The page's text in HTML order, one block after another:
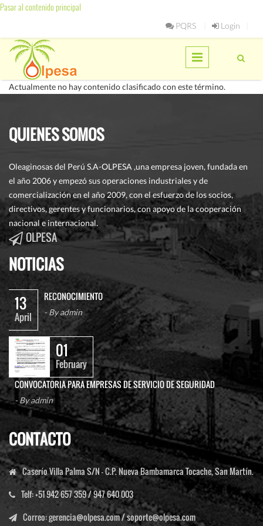
Pasar al contenido principal
PQRS Login
Actualmente no hay contenido clasificado con este término.
QUIENES SOMOS
Oleaginosas del Perú S.A-OLPESA ,una empresa joven, fundada en
el año 2006 y empezó sus operaciones industriales y de
comercialización en el año 2009, con el esfuerzo de los socios,
directivos, gerentes y funcionarios, con apoyo de la cooperación
nacional e internacional.
OLPESA
NOTICIAS
13
April
RECONOCIMIENTO
- Byadmin
01
February
CONVOCATORIA PARA EMPRESAS DE SERVICIO DE SEGURIDAD
- Byadmin
CONTACTO
Caserío Villa Palma S/N - C.P. Nueva Bambamarca Tocache, San Martín.
Telf:+51 942 657 359 / 947 640 003
Correo:gerencia@olpesa.com/soporte@olpesa.com